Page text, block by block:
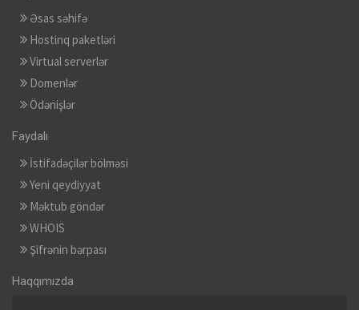
Əsas səhifə
Hostinq paketləri
Virtual serverlər
Domenlər
Ödənişlər
Faydalı
İstifadəçilər bölməsi
Yeni qeydiyyat
Məktub göndər
WHOIS
Şifrənin bərpası
Haqqımızda